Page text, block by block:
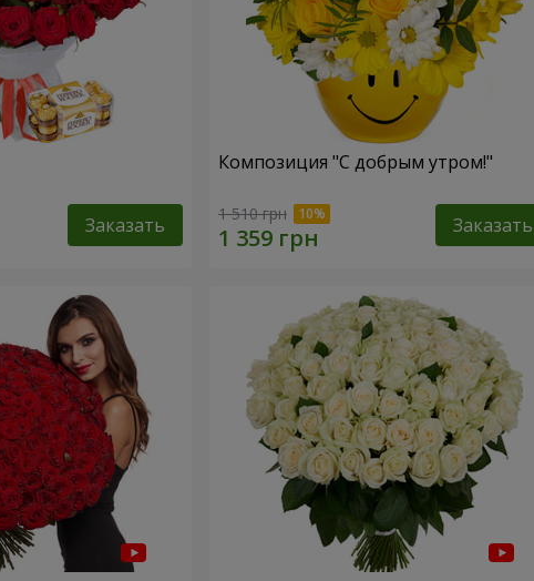
Заказать
Композиция "С добрым утром!"
1 510 грн Заказать